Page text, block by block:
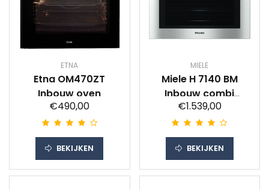
ETNA
Etna OM470ZT
Inbouw oven
€490,00
BEKIJKEN
MIELE
Miele H 7140 BM
Inbouw combi
magnetron
€1.539,00
BEKIJKEN